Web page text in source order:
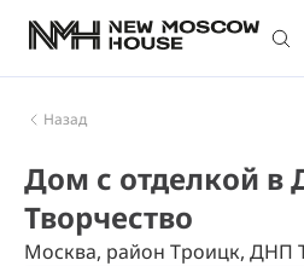
Назад
Дом с отделкой в
Творчество
Москва, район Троицк, ДНП